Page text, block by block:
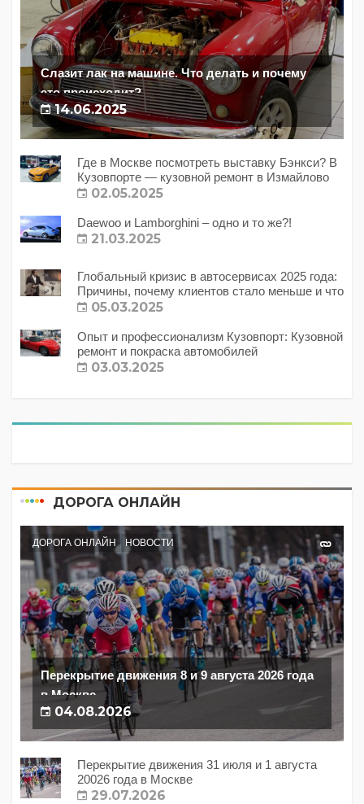
Слазит лак на машине. Что делать и почему
это происходит?
14.06.2025
Где в Москве посмотреть выставку Бэнкси? В
Кузовпорте — кузовной ремонт в Измайлово
02.05.2025
Daewoo и Lamborghini – одно и то же?!
21.03.2025
Глобальный кризис в автосервисах 2025 года:
Причины, почему клиентов стало меньше и что
с этим делать?
05.03.2025
Опыт и профессионализм Кузовпорт: Кузовной
ремонт и покраска автомобилей
03.03.2025
ДОРОГА ОНЛАЙН
ДОРОГА ОНЛАЙН НОВОСТИ
Перекрытие движения 8 и 9 августа 2026 года
в Москве
04.08.2026
Перекрытие движения 31 июля и 1 августа
20026 года в Москве
29.07.2026